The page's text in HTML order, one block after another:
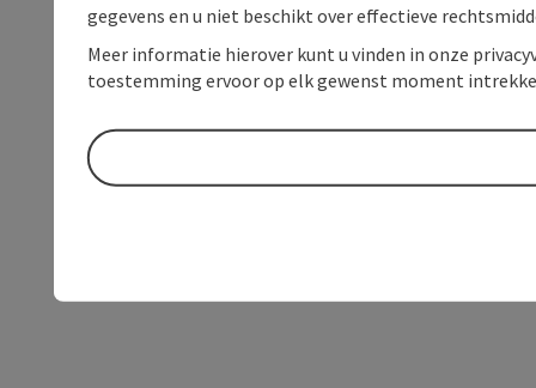
gegevens en u niet beschikt over effectieve
Meer informatie hierover kunt u vinden in onze
toestemming ervoor op elk gewenst moment